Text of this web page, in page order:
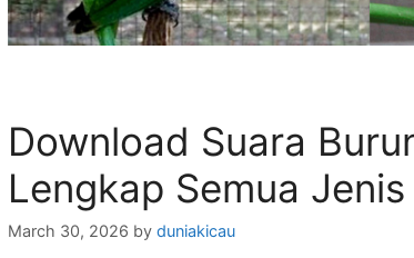
Download Suara
Lengkap Semua
March 30, 2026 by duniakicau